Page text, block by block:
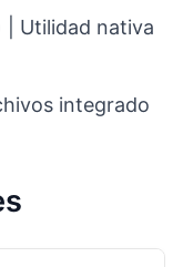
| Utilidad nativa
integrado